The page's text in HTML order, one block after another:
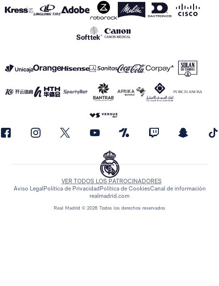
Real Madrid © 2026 Todos los derechos reservados
VER TODOS LOS PATROCINADORES
Aviso LegalPolítica de Privacidad Política de CookiesCanal de información
realmadrid.com